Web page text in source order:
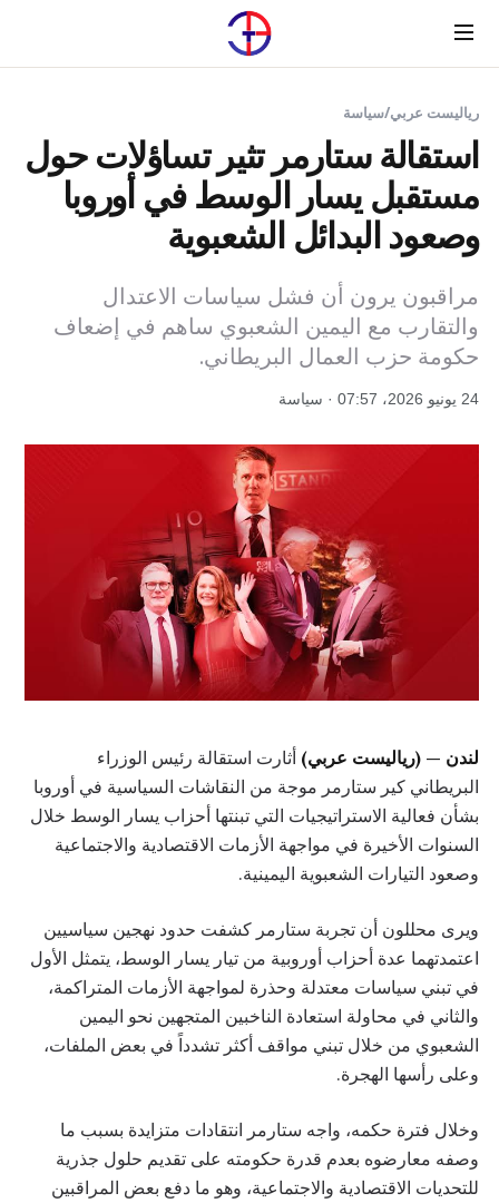
Menu
رياليست عربي/سياسة
استقالة ستارمر تثير تساؤلات حول
مستقبل يسار الوسط في أوروبا
وصعود البدائل الشعبوية
مراقبون يرون أن فشل سياسات الاعتدال
والتقارب مع اليمين الشعبوي ساهم في إضعاف
حكومة حزب العمال البريطاني.
24 يونيو 2026، 07:57 · سياسة
لندن — (رياليست عربي) أثارت استقالة رئيس الوزراء
البريطاني كير ستارمر موجة من النقاشات السياسية في أوروبا
بشأن فعالية الاستراتيجيات التي تبنتها أحزاب يسار الوسط خلال
السنوات الأخيرة في مواجهة الأزمات الاقتصادية والاجتماعية
وصعود التيارات الشعبوية اليمينية.
ويرى محللون أن تجربة ستارمر كشفت حدود نهجين سياسيين
اعتمدتهما عدة أحزاب أوروبية من تيار يسار الوسط، يتمثل الأول
في تبني سياسات معتدلة وحذرة لمواجهة الأزمات المتراكمة،
والثاني في محاولة استعادة الناخبين المتجهين نحو اليمين
الشعبوي من خلال تبني مواقف أكثر تشدداً في بعض الملفات،
وعلى رأسها الهجرة.
وخلال فترة حكمه، واجه ستارمر انتقادات متزايدة بسبب ما
وصفه معارضوه بعدم قدرة حكومته على تقديم حلول جذرية
للتحديات الاقتصادية والاجتماعية، وهو ما دفع بعض المراقبين